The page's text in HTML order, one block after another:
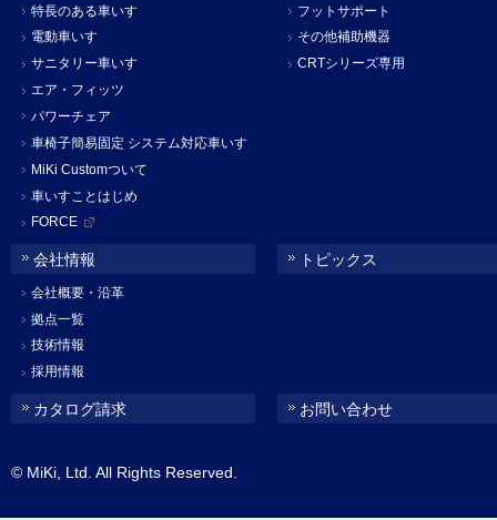
特長のある車いす
電動車いす
サニタリー車いす
エア・フィッツ
パワーチェア
車椅子簡易固定 システム対応車いす
MiKi Customついて
車いすことはじめ
FORCE
フットサポート
その他補助機器
CRTシリーズ専用
会社情報
会社概要・沿革
拠点一覧
技術情報
採用情報
トピックス
カタログ請求 お問い合わせ
© MiKi, Ltd. All Rights Reserved.